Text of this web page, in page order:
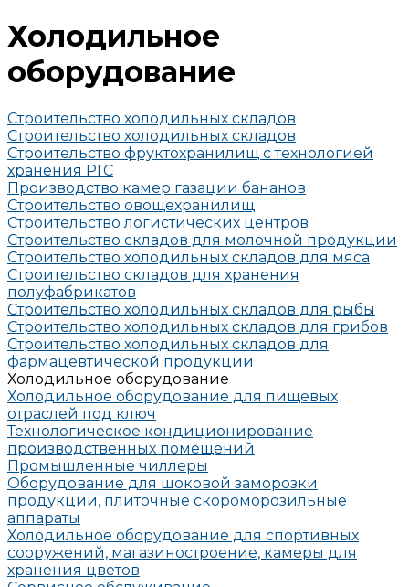
Холодильное
оборудование
Строительство холодильных складов
Строительство холодильных складов
Строительство фруктохранилищ с технологией
хранения РГС
Производство камер газации бананов
Строительство овощехранилищ
Строительство логистических центров
Строительство складов для молочной продукции
Строительство холодильных складов для мяса
Строительство складов для хранения
полуфабрикатов
Строительство холодильных складов для рыбы
Строительство холодильных складов для грибов
Строительство холодильных складов для
фармацевтической продукции
Холодильное оборудование
Холодильное оборудование для пищевых
отраслей под ключ
Технологическое кондиционирование
производственных помещений
Промышленные чиллеры
Оборудование для шоковой заморозки
продукции, плиточные скороморозильные
аппараты
Холодильное оборудование для спортивных
сооружений, магазиностроение, камеры для
хранения цветов